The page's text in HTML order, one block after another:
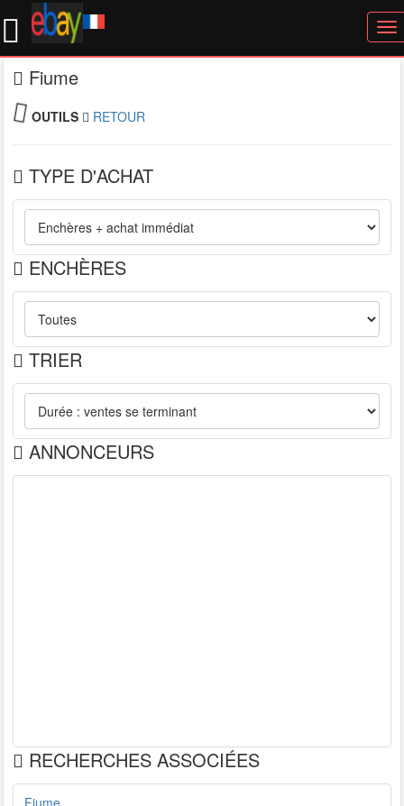
Fiume
OUTILS RETOUR
TYPE D'ACHAT
ENCHÈRES
TRIER
ANNONCEURS
RECHERCHES ASSOCIÉES
Fiume